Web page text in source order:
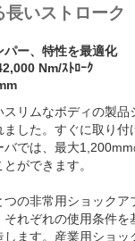
長いストローク
パー、特性を最適化
Nm/ｽﾄﾛｰｸ
スリムなボディの製
した。すぐに取り
バでは、最大
ができます。
つの非常用ショック
れぞれの使用条件
します。産業用ショ